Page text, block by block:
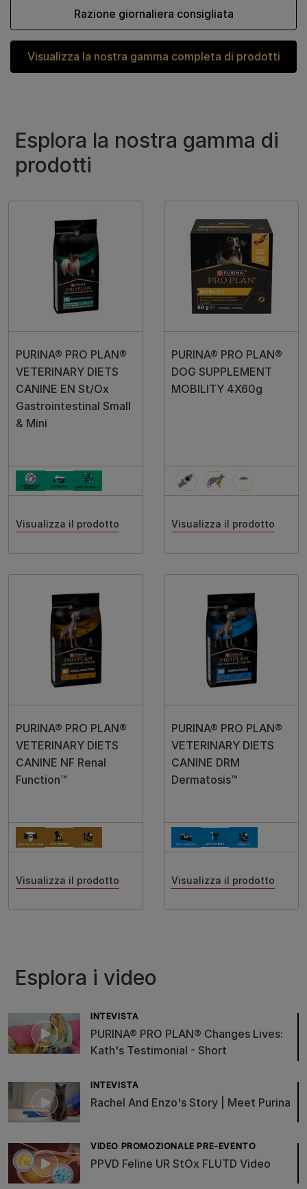
Visualizza la nostra gamma completa di prodotti
Razione giornaliera consigliata
Esplora la nostra gamma di
prodotti
PURINA® PRO PLAN®
VETERINARY DIETS
CANINE EN St/Ox
Gastrointestinal Small
& Mini
Visualizza il prodotto
PURINA® PRO PLAN®
DOG SUPPLEMENT
MOBILITY 4X60g
Visualizza il prodotto
PURINA® PRO PLAN®
VETERINARY DIETS
CANINE NF Renal
Function™
Visualizza il prodotto
PURINA® PRO PLAN®
VETERINARY DIETS
CANINE DRM
Dermatosis™
Visualizza il prodotto
Esplora i video
INTEVISTA
PURINA® PRO PLAN® Changes Lives:
Kath's Testimonial - Short
INTEVISTA
Rachel And Enzo's Story | Meet Purina
VIDEO PROMOZIONALE PRE-EVENTO
PPVD Feline UR StOx FLUTD Video